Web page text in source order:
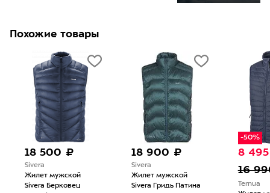
Похожие товары
18 500 ₽
Sivera
Жилет мужской
Sivera Берковец
18 900 ₽
Sivera
Жилет мужской
Sivera Гридь Патина
-50%
8
16
Ternua